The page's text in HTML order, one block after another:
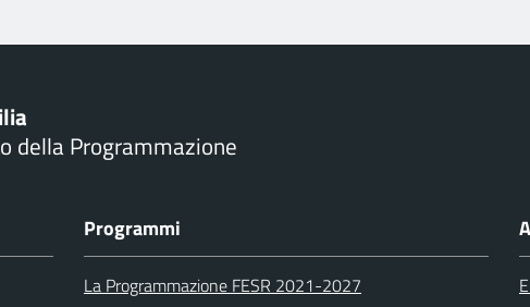
della Programmazione
Programmi
La Programmazione FESR 2021-2027